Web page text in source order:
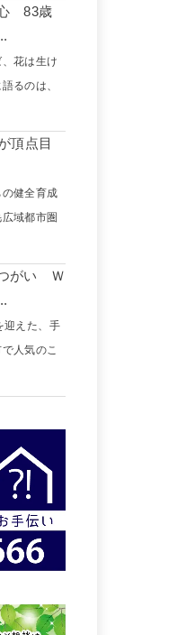
心 83歳
、花は生け
るのは、
頂点目
健全育成
域都市圏
つがい Ｗ
迎えた、手
人気のこ